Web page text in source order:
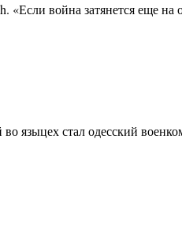
«Если война затянется еще
языцех стал одесский